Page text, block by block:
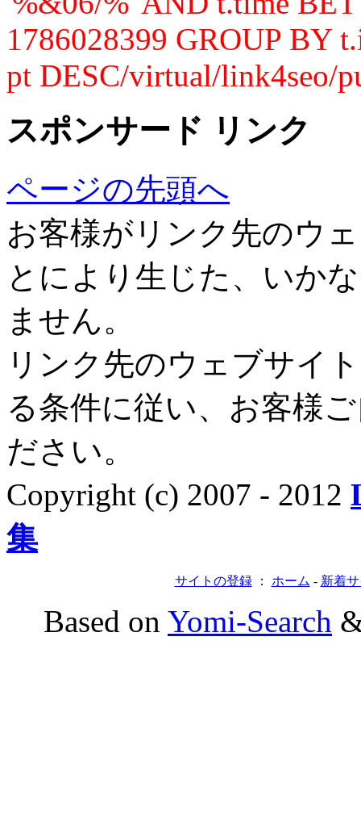
1786028399 GROUP BY
pt DESC/virtual/link4seo/
スポンサード リンク
ページの先頭へ
お客様がリンク先のウ
とにより生じた、いか
ません。
リンク先のウェブサイ
る条件に従い、お客様
ださい。
Copyright (c) 2007 - 2012
集
サイトの登録： ホーム - 新着
Based on Yomi-Search